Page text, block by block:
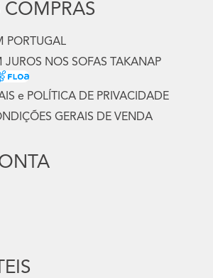
COMPRAS
PORTUGAL
JUROS NOS SOFAS TAKANAP
e POLÍTICA DE PRIVACIDADE
GERAIS DE VENDA